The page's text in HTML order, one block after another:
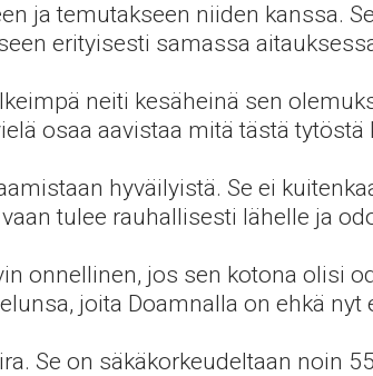
ja temutakseen niiden kanssa.
erityisesti samassa
neiti kesäheinä sen
osaa aavistaa mitä tästä
hyväilyistä. Se ei
tulee rauhallisesti lähelle ja
onnellinen, jos sen kotona olisi
joita Doamnalla on ehkä
Se on säkäkorkeudeltaan noin